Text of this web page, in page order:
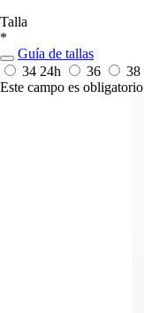
Talla
*
Guía de tallas
34 24h 36 38
Este campo es obligatorio